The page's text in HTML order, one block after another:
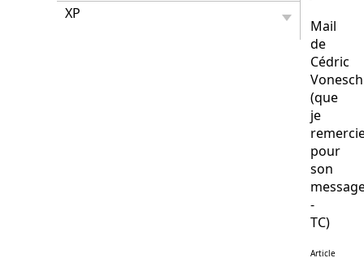
XP
Mail
de
Cédric
Vonesch
(que
je
pour
son
-
TC)
Article